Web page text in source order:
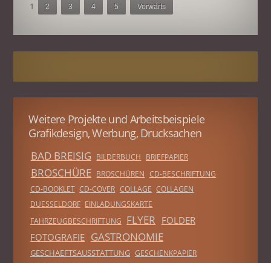
1 2 3 4 5 Vorwärts
Weitere Projekte und Arbeitsbeispiele
Grafikdesign, Werbung, Drucksachen
BAD BREISIG BILDERBUCH BRIEFPAPIER
BROSCHÜRE BROSCHÜREN CD-BESCHRIFTUNG
CD-BOOKLET CD-COVER COLLAGE COLLAGEN
DUESSELDORF EINLADUNGSKARTE
FAHRZEUGBESCHRIFTUNG
FLYER FOLDER
FOTOGRAFIE GASTRONOMIE
GESCHAEFTSAUSSTATTUNG GESCHENKPAPIER